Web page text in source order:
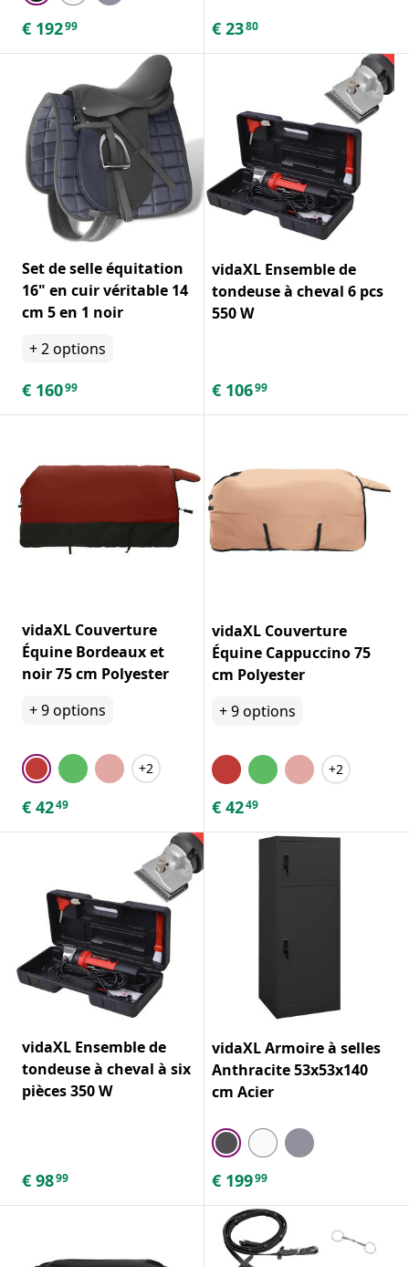
€ 19299 € 2380
Set de selle équitation
16" en cuir véritable 14
cm 5 en 1 noir
+2options
€ 16099
vidaXL Ensemble de
tondeuse à cheval 6 pcs
550 W
€ 10699
vidaXL Couverture
Équine Bordeaux et
noir 75 cm Polyester
+9options
+2
€ 4249
vidaXL Couverture
Équine Cappuccino 75
cm Polyester
+9options
+2
€ 4249
vidaXL Ensemble de
tondeuse à cheval à six
pièces 350 W
€ 9899
vidaXL Armoire à selles
Anthracite 53x53x140
cm Acier
€ 19999